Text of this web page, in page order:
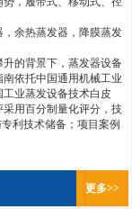
余热蒸发器，降膜蒸发
的背景下，蒸发器设备
依托中国通用机械工业
业蒸发设备技术白皮
用百分制量化评分，技
利技术储备；项目案例
更多>>